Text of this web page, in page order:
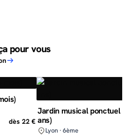
pour vous
dès 22 €
Jardin musical ponctuel
ans)
Lyon · 6ème